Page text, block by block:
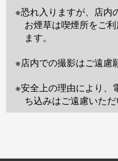
※恐れ入りますが、店内
お煙草は喫煙所をご
ます。
※店内での撮影はご遠慮
※安全上の理由により、
ち込みはご遠慮いただ